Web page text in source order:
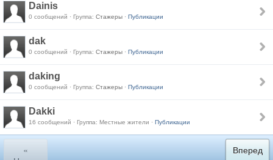
Dainis
0 сообщений · Группа: Стажеры · Публикации
dak
0 сообщений · Группа: Стажеры · Публикации
daking
0 сообщений · Группа: Стажеры · Публикации
Dakki
16 сообщений · Группа: Местные жители · Публикации
«
Вперед